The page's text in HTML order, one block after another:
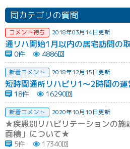
同カテゴリの質問
コメント待ち 2018年03月14日更新
通リハ開始1月以内の居宅訪問の
0件 4886回
新着コメント 2018年12月15日更新
短時間通所リハビリ1～2時間の運
18件 16290回
新着コメント 2020年10月10日更新
★疾患別リハビリテーションの
面積」について★
5件 17340回